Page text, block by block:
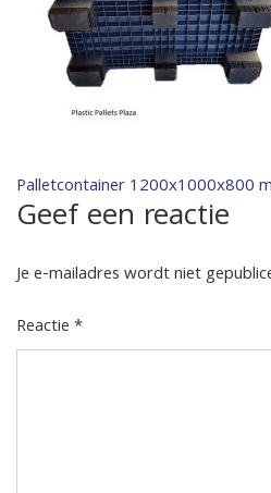
Bericht
navigatie
Palletcontainer 1200x1000x800
Geef een reactie
Je e-mailadres wordt niet
Reactie*